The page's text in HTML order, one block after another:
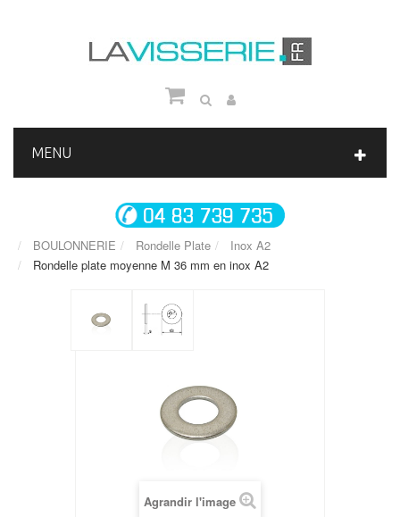
MENU
BOULONNERIE Rondelle Plate
Inox A2
Rondelle plate moyenne M 36 mm en inox A2
Agrandir l'image